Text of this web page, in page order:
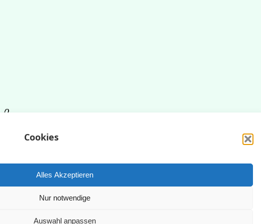
Cookies
Alles Akzeptieren
Nur notwendige
Auswahl anpassen
ImpressumDatenschutzerklärung